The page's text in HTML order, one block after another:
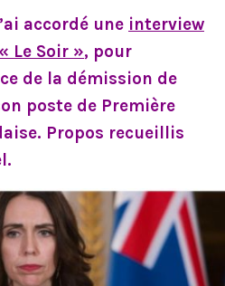
accordé une interview
Le Soir », pour
de la démission de
poste de Première
Propos recueillis